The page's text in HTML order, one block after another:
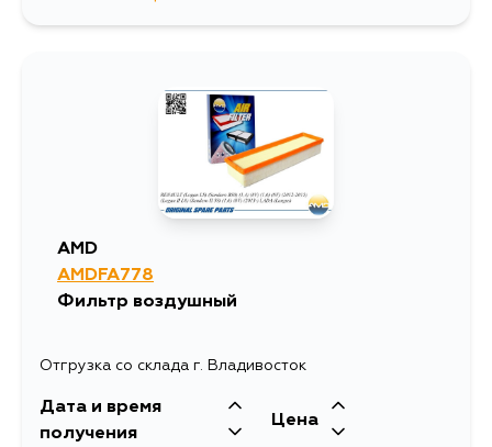
AMD
AMDFA778
Фильтр воздушный
Отгрузка со склада г. Владивосток
Дата и время
получения
Цена